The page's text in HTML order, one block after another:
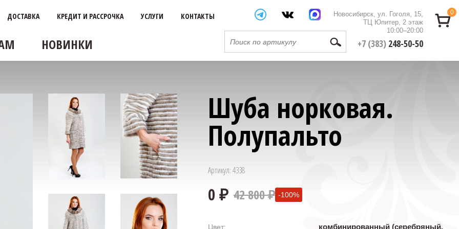
Новосибирск, ул. Гоголя, 15,
ТЦ Юпитер, 2 этаж
10:00–20:00
+7 (383) 248-50-50
ДОСТАВКА КРЕДИТ И РАССРОЧКА УСЛУГИ КОНТАКТЫ
НОВИНКИ
0
Шуба норковая.
Полупальто
Артикул: 4338
42 800 ₽ -100%
Цвет:
комбинированный (серебряный,